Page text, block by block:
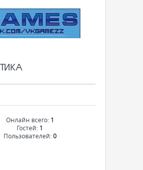
Онлайн всего: 1
Гостей: 1
Пользователей:0